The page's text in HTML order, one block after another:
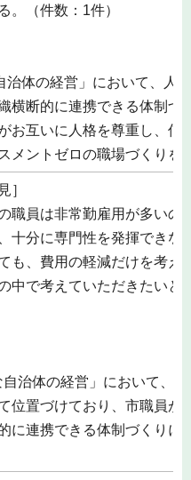
。（件数：1件）
治体の経営」において、人
横断的に連携できる体制づ
お互いに人格を尊重し、信
メントゼロの職場づくりを
］
職員は非常勤雇用が多いの
十分に専門性を発揮できな
も、費用の軽減だけを考え
中で考えていただきたいと
治体の経営」において、
位置づけており、市職員が
に連携できる体制づくりに